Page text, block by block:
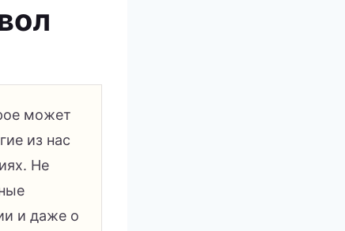
может
из нас
Не
и даже о